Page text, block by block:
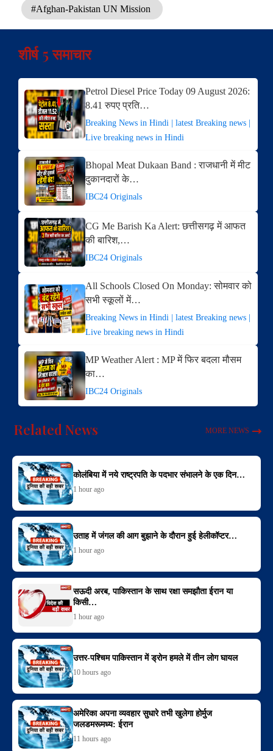
#Afghan-Pakistan UN Mission
शीर्ष 5 समाचार
Petrol Diesel Price Today 09 August 2026:
8.41 रुपए प्रति…
Breaking News in Hindi | latest Breaking news |
Live breaking news in Hindi
Bhopal Meat Dukaan Band : राजधानी में मीट
दुकानदारों के…
IBC24 Originals
CG Me Barish Ka Alert: छत्तीसगढ़ में आफत
की बारिश,…
IBC24 Originals
All Schools Closed On Monday: सोमवार को
सभी स्कूलों में…
Breaking News in Hindi | latest Breaking news |
Live breaking news in Hindi
MP Weather Alert : MP में फिर बदला मौसम
का…
IBC24 Originals
Related News MORE NEWS
कोलंबिया में नये राष्ट्रपति के पदभार संभालने के एक दिन…
1 hour ago
उताह में जंगल की आग बुझाने के दौरान हुई हेलीकॉप्टर…
1 hour ago
सऊदी अरब, पाकिस्तान के साथ रक्षा समझौता ईरान या
किसी…
1 hour ago
उत्तर-पश्चिम पाकिस्तान में ड्रोन हमले में तीन लोग घायल
10 hours ago
अमेरिका अपना व्यवहार सुधारे तभी खुलेगा होर्मुज
जलडमरूमध्य: ईरान
11 hours ago